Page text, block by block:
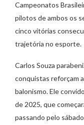
Campeonatos
pilotos de ambos os
cinco vitórias
trajetória no esporte.
Carlos Souza
conquistas reforçam
balonismo. Ele
de 2025, que
passando pelo